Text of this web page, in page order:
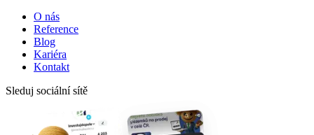
O nás
Reference
Blog
Kariéra
Kontakt
Sleduj sociální sítě